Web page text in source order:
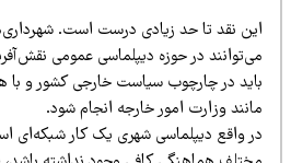
نقد تا حد زیادی درست است. شهرداری‌ها
در حوزه دیپلماسی عمومی نقش‌آفرینی
در چارچوب سیاست خارجی کشور و با
وزارت امور خارجه انجام شود.
واقع دیپلماسی شهری یک کار شبکه‌ای است و